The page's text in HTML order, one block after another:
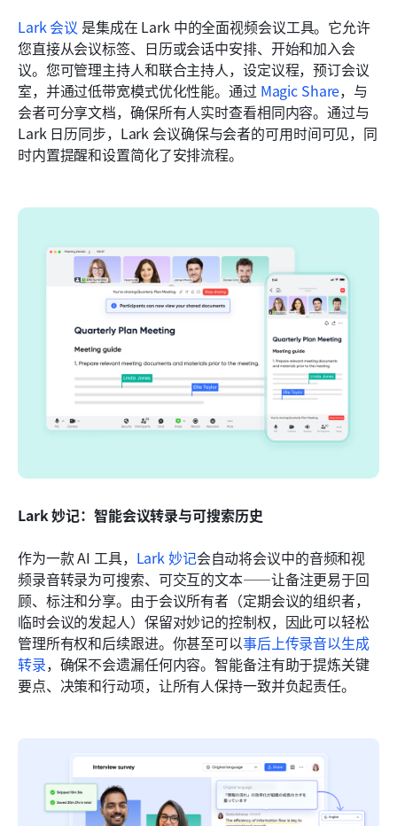
Lark 会议 是集成在 Lark 中的全面视频会议工具。它允许
您直接从会议标签、日历或会话中安排、开始和加入会
议。您可管理主持人和联合主持人，设定议程，预订会议
室，并通过低带宽模式优化性能。通过 Magic Share，与
会者可分享文档，确保所有人实时查看相同内容。通过与
Lark 日历同步，Lark 会议确保与会者的可用时间可见，同
时内置提醒和设置简化了安排流程。
Lark 妙记：智能会议转录与可搜索历史
作为一款 AI 工具， Lark 妙记会自动将会议中的音频和视
频录音转录为可搜索、可交互的文本——让备注更易于回
顾、标注和分享。由于会议所有者（定期会议的组织者，
临时会议的发起人）保留对妙记的控制权，因此可以轻松
管理所有权和后续跟进。你甚至可以事后上传录音以生成
转录，确保不会遗漏任何内容。智能备注有助于提炼关键
要点、决策和行动项，让所有人保持一致并负起责任。